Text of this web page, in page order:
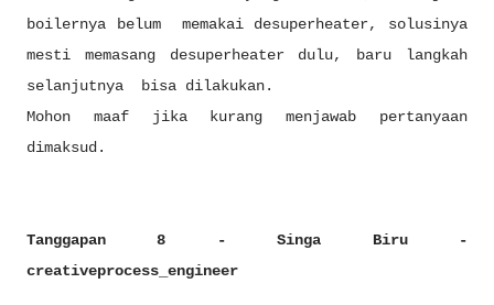
boilernya belum memakai desuperheater, solusinya
mesti memasang desuperheater dulu, baru langkah
selanjutnya bisa dilakukan.
Mohon maaf jika kurang menjawab pertanyaan
dimaksud.
Tanggapan 8 - Singa Biru -
creativeprocess_engineer